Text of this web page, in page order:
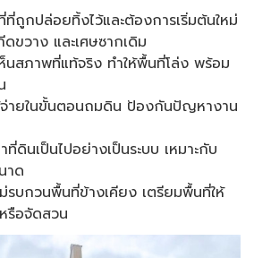
ที่ถูกปล่อยทิ้งไว้และต้องการเริ่มต้นใหม่
ขวาง และเศษซากเดิม
นสภาพที่แท้จริง ทำให้พื้นที่โล่ง พร้อม
จ่ายในขั้นตอนถมดิน ป้องกันปัญหางาน
ดินเป็นไปอย่างเป็นระบบ เหมาะกับ
าด
ม่รบกวนพื้นที่ข้างเคียง เตรียมพื้นที่ให้
รือจัดสวน